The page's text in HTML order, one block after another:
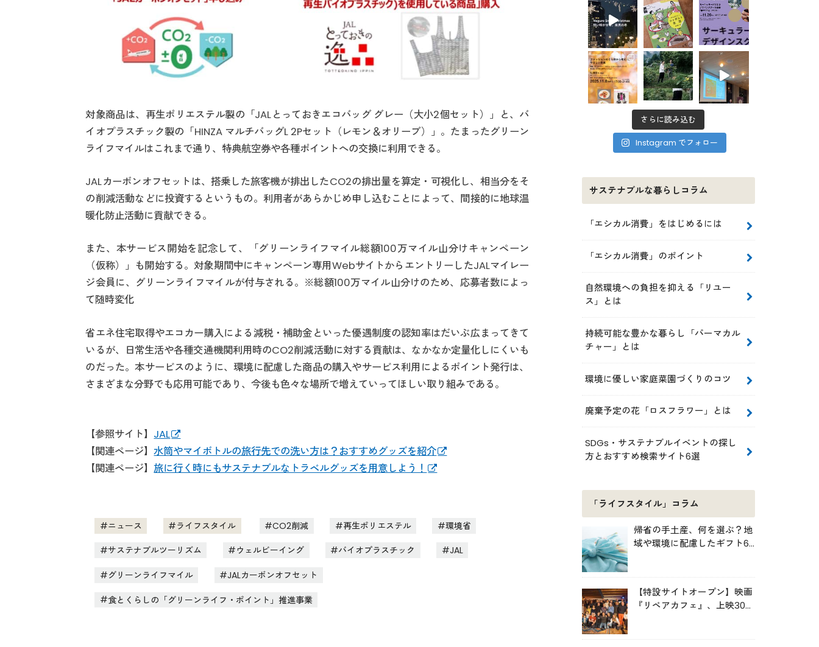
対象商品は、再生ポリエステル製の「JALとっておきエコバッグ グレー（大小2個セット）」と、バ
イオプラスチック製の「HINZA マルチバッグL 2Pセット（レモン＆オリーブ）」。たまったグリーン
ライフマイルはこれまで通り、特典航空券や各種ポイントへの交換に利用できる。
JALカーボンオフセットは、搭乗した旅客機が排出したCO2の排出量を算定・可視化し、相当分をそ
の削減活動などに投資するというもの。利用者があらかじめ申し込むことによって、間接的に地球温
暖化防止活動に貢献できる。
また、本サービス開始を記念して、「グリーンライフマイル総額100万マイル山分けキャンペーン
（仮称）」も開始する。対象期間中にキャンペーン専用WebサイトからエントリーしたJALマイレー
ジ会員に、グリーンライフマイルが付与される。※総額100万マイル山分けのため、応募者数によっ
て随時変化
省エネ住宅取得やエコカー購入による減税・補助金といった優遇制度の認知率はだいぶ広まってきて
いるが、日常生活や各種交通機関利用時のCO2削減活動に対する貢献は、なかなか定量化しにくいも
のだった。本サービスのように、環境に配慮した商品の購入やサービス利用によるポイント発行は、
さまざまな分野でも応用可能であり、今後も色々な場所で増えていってほしい取り組みである。
【参照サイト】 JAL
【関連ページ】水筒やマイボトルの旅行先での洗い方は？おすすめグッズを紹介
【関連ページ】旅に行く時にもサステナブルなトラベルグッズを用意しよう！
ニュース ライフスタイル CO2削減 再生ポリエステル 環境省
サステナブルツーリズム ウェルビーイング バイオプラスチック JAL
グリーンライフマイル JALカーボンオフセット
食とくらしの「グリーンライフ・ポイント」推進事業
さらに読み込む
Instagram でフォロー
サステナブルな暮らしコラム
「エシカル消費」をはじめるには
「エシカル消費」のポイント
自然環境への負担を抑える「リユー
ス」とは
持続可能な豊かな暮らし「パーマカル
チャー」とは
環境に優しい家庭菜園づくりのコツ
廃棄予定の花「ロスフラワー」とは
SDGs・サステナブルイベントの探し
方とおすすめ検索サイト6選
「ライフスタイル」コラム
帰省の手土産、何を選ぶ？地
域や環境に配慮したギフト6
【特設サイトオープン】映画
『リペアカフェ』、上映300